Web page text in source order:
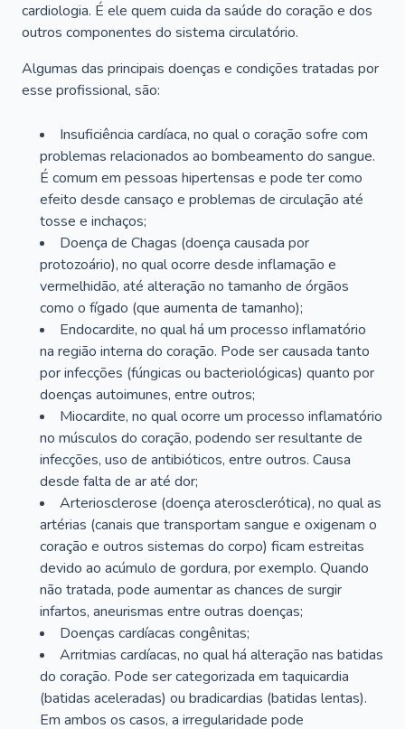
cardiologia. É ele quem cuida da saúde do coração e dos
outros componentes do sistema circulatório.
Algumas das principais doenças e condições tratadas por
esse profissional, são:
Insuficiência cardíaca, no qual o coração sofre com
problemas relacionados ao bombeamento do sangue.
É comum em pessoas hipertensas e pode ter como
efeito desde cansaço e problemas de circulação até
tosse e inchaços;
Doença de Chagas (doença causada por
protozoário), no qual ocorre desde inflamação e
vermelhidão, até alteração no tamanho de órgãos
como o fígado (que aumenta de tamanho);
Endocardite, no qual há um processo inflamatório
na região interna do coração. Pode ser causada tanto
por infecções (fúngicas ou bacteriológicas) quanto por
doenças autoimunes, entre outros;
Miocardite, no qual ocorre um processo inflamatório
no músculos do coração, podendo ser resultante de
infecções, uso de antibióticos, entre outros. Causa
desde falta de ar até dor;
Arteriosclerose (doença aterosclerótica), no qual as
artérias (canais que transportam sangue e oxigenam o
coração e outros sistemas do corpo) ficam estreitas
devido ao acúmulo de gordura, por exemplo. Quando
não tratada, pode aumentar as chances de surgir
infartos, aneurismas entre outras doenças;
Doenças cardíacas congênitas;
Arritmias cardíacas, no qual há alteração nas batidas
do coração. Pode ser categorizada em taquicardia
(batidas aceleradas) ou bradicardias (batidas lentas).
Em ambos os casos, a irregularidade pode